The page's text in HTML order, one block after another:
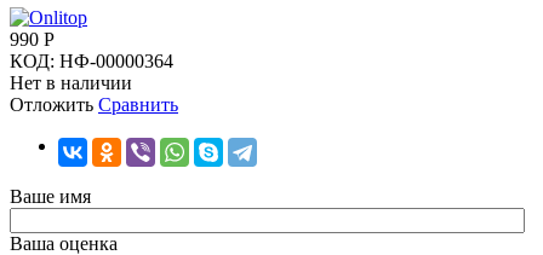
990 Р
КОД: НФ-00000364
Нет в наличии
Отложить Сравнить
Ваше имя
Ваша оценка